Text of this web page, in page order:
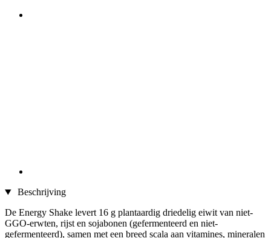
Beschrijving
De Energy Shake levert 16 g plantaardig driedelig eiwit van niet-
GGO-erwten, rijst en sojabonen (gefermenteerd en niet-
gefermenteerd), samen met een breed scala aan vitamines, mineralen